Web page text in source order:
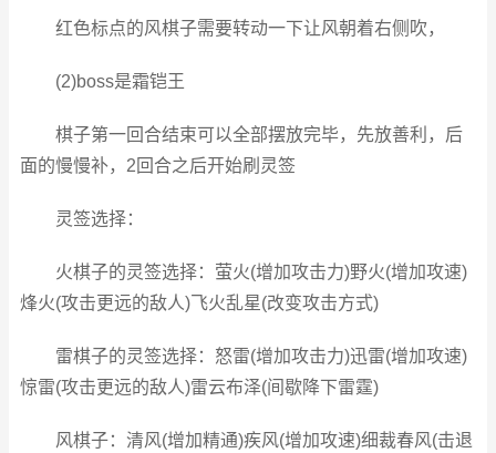
红色标点的风棋子需要转动一下让风朝着右侧吹，
(2)boss是霜铠王
棋子第一回合结束可以全部摆放完毕，先放善利，后
面的慢慢补，2回合之后开始刷灵签
灵签选择：
火棋子的灵签选择：萤火(增加攻击力)野火(增加攻速)
烽火(攻击更远的敌人)飞火乱星(改变攻击方式)
雷棋子的灵签选择：怒雷(增加攻击力)迅雷(增加攻速)
惊雷(攻击更远的敌人)雷云布泽(间歇降下雷霆)
风棋子：清风(增加精通)疾风(增加攻速)细裁春风(击退